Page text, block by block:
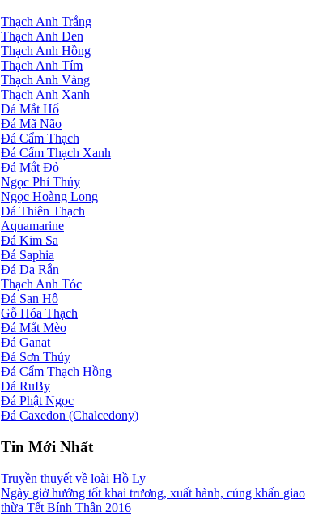
Thạch Anh Trắng
Thạch Anh Đen
Thạch Anh Hồng
Thạch Anh Tím
Thạch Anh Vàng
Thạch Anh Xanh
Đá Mắt Hổ
Đá Mã Não
Đá Cẩm Thạch
Đá Cẩm Thạch Xanh
Đá Mắt Đỏ
Ngọc Phỉ Thúy
Ngọc Hoàng Long
Đá Thiên Thạch
Aquamarine
Đá Kim Sa
Đá Saphia
Đá Da Rắn
Thạch Anh Tóc
Đá San Hô
Gỗ Hóa Thạch
Đá Mắt Mèo
Đá Ganat
Đá Sơn Thủy
Đá Cẩm Thạch Hồng
Đá RuBy
Đá Phật Ngọc
Đá Caxedon (Chalcedony)
Tin Mới Nhất
Truyền thuyết về loài Hồ Ly
Ngày giờ hướng tốt khai trương, xuất hành, cúng khấn giao
thừa Tết Bính Thân 2016